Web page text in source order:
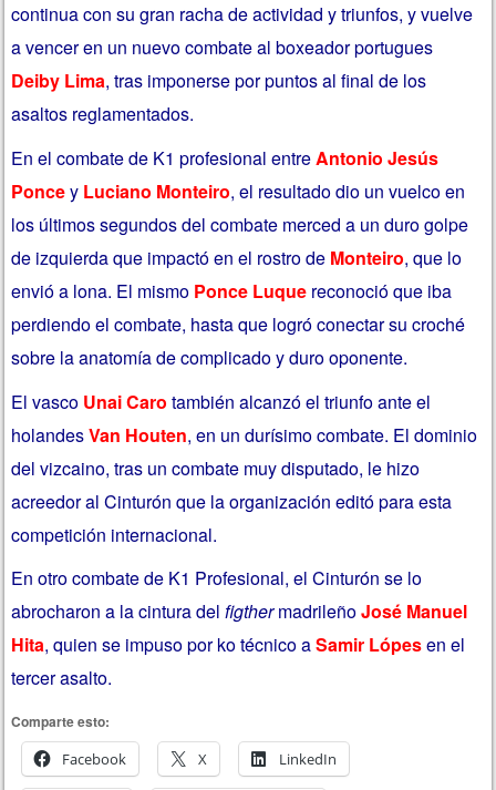
continua con su gran racha de actividad y triunfos, y vuelve
a vencer en un nuevo combate al boxeador portugues
Deiby Lima, tras imponerse por puntos al final de los
asaltos reglamentados.
En el combate de K1 profesional entreAntonio Jesús
Poncey Luciano Monteiro, el resultado dio un vuelco en
los últimos segundos del combate merced a un duro golpe
de izquierda que impactó en el rostro de Monteiro, que lo
envió a lona. El mismo Ponce Luque reconoció que iba
perdiendo el combate, hasta que logró conectar su croché
sobre la anatomía de complicado y duro oponente.
El vasco Unai Caro también alcanzó el triunfo ante el
holandesVan Houten, en un durísimo combate. El dominio
del vizcaino, tras un combate muy disputado, le hizo
acreedor al Cinturón que la organización editó para esta
competición internacional.
En otro combate de K1 Profesional, el Cinturón se lo
abrocharon a la cintura delfigthermadrileñoJosé Manuel
Hita, quien se impuso por ko técnico aSamir Lópesen el
tercer asalto.
Comparte esto:
Facebook
X LinkedIn